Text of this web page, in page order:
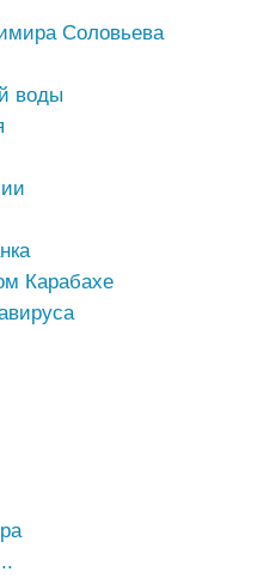
Соловьева
воды
Карабахе